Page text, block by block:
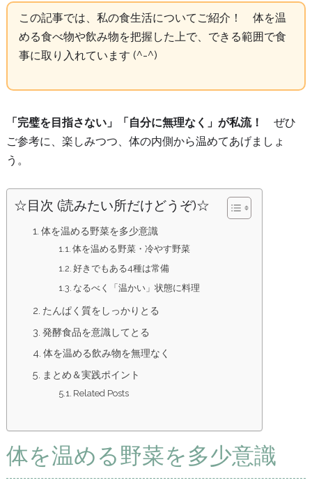
この記事では、私の食生活についてご紹介！ 体を温
める食べ物や飲み物を把握した上で、できる範囲で食
事に取り入れています (^-^)
「完璧を目指さない」「自分に無理なく」が私流！
ぜひ
ご参考に、楽しみつつ、体の内側から温めてあげましょ
う。
☆目次 (読みたい所だけどうぞ)☆
体を温める野菜を多少意識
体を温める野菜・冷やす野菜
好きでもある4種は常備
なるべく「温かい」状態に料理
たんぱく質をしっかりとる
発酵食品を意識してとる
体を温める飲み物を無理なく
まとめ＆実践ポイント
Related Posts
体を温める野菜を多少意識